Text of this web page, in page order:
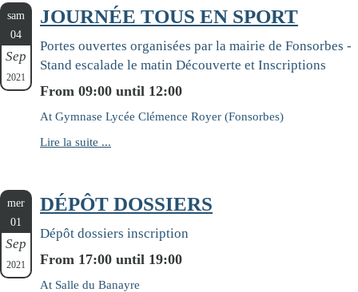
sam
04
Sep
2021
JOURNÉE TOUS EN SPORT
Portes ouvertes organisées par la mairie de Fonsorbes -
Stand escalade le matin Découverte et Inscriptions
From 09:00 until 12:00
At Gymnase Lycée Clémence Royer (Fonsorbes)
Lire la suite ...
mer
01
Sep
2021
DÉPÔT DOSSIERS
Dépôt dossiers inscription
From 17:00 until 19:00
At Salle du Banayre